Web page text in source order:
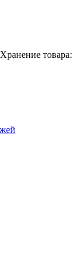
Хранение товара: